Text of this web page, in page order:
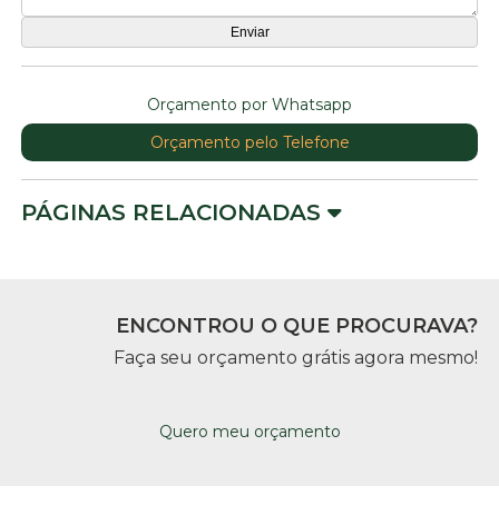
Orçamento por Whatsapp
Orçamento pelo Telefone
PÁGINAS RELACIONADAS
ENCONTROU O QUE PROCURAVA?
Faça seu orçamento grátis agora mesmo!
Quero meu orçamento